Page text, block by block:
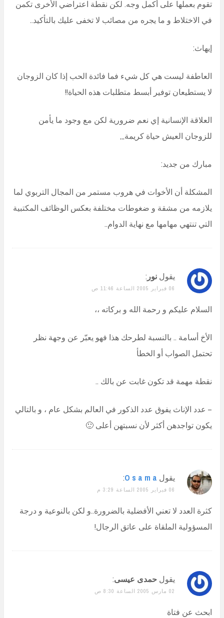
تقوم بعملها على أكمل وجه. لكن نقطة اعتراضي الأخرى تكمن
في الاختلاط و ما يجره من مصائب لا تخفى عليك بالتأكيد..
إيهاث:
العاطفة ليست هي كل شيء فما فائدة الحب إذا كان الزوجان
لا يستطيعان توفير أبسط متطلبات هذه الحياة!!
العلاقة الإنسانية إي نعم ضرورية لكن مع وجود ما يأمن
للزوجان العيش حياة كريمة,,,
مبارك من جديد:
المشكلة أن الأخوات في هروب مستمر من المجال التربوي لما
يلازمه من مشقة و ضغوطات مختلفة بعكس الوظائف المكتبية
التي تنتهي مهامها مع نهاية الدوام..
يقول نور :
06 فبراير 2005 الساعة 11:46 ص
السلام عليكم و رحمة الله و بركاته ،،
الأخ أسامة .. بالنسبة لطرحك هذا فهو يعبّر عن وجهة نظر
تحتمل الصواب أو الخطأ
نقطة مهمة قد تكون غابت عن بالك ..
– عدد الإناث يفوق عدد الذكور في العالم بشكل عام ، و بالتالي
يكون تواجدهن أكثر لأن نسبتهن أعلى 🙂
يقول O s a m a
:
06 فبراير 2005 الساعة 3:29 م
كثرة العدد لا تعني الأفضلية بالضرورة..و لكن بالنوعية و درجة
المسؤولية الملقاة على عاتق الرجال!
يقول حمدى عيسى:
02 مارس 2005 الساعة 8:30 ص
ابحث عن فتاة